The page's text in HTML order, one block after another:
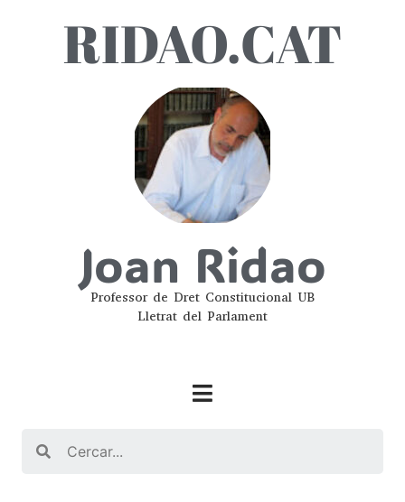
RIDAO.CAT
Joan Ridao
Professor de Dret Constitucional UB
Lletrat del Parlament